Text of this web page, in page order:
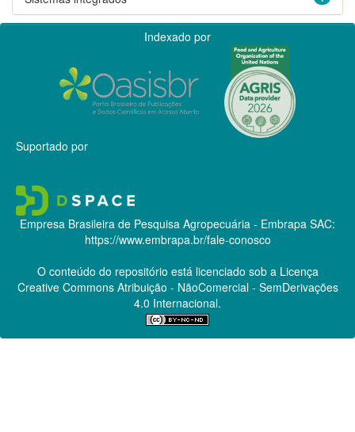
Indexado por
Suportado por
Empresa Brasileira de Pesquisa Agropecuária - Embrapa SAC:
https://www.embrapa.br/fale-conosco
O conteúdo do repositório está licenciado sob a Licença
Creative CommonsAtribuição - NãoComercial - SemDerivações
4.0 Internacional.